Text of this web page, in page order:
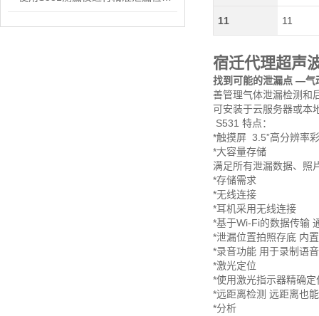
11 11
宿迁代理超声
找到可能的泄漏点 —气
善管理气体泄漏检测和
可安装于云服务器或本
S531 特点：
*触摸屏 3.5”高分辨率
*大容量存储
满足所有泄漏数据、照
*存储需求
*无线连接
*耳机采用无线连接
*基于Wi-Fi的数据传输
*泄漏位置拍照存底 内
*录音功能 用于录制语
*激光定位
*使用激光指示器精确定
*远距离检测 远距离也
*分析